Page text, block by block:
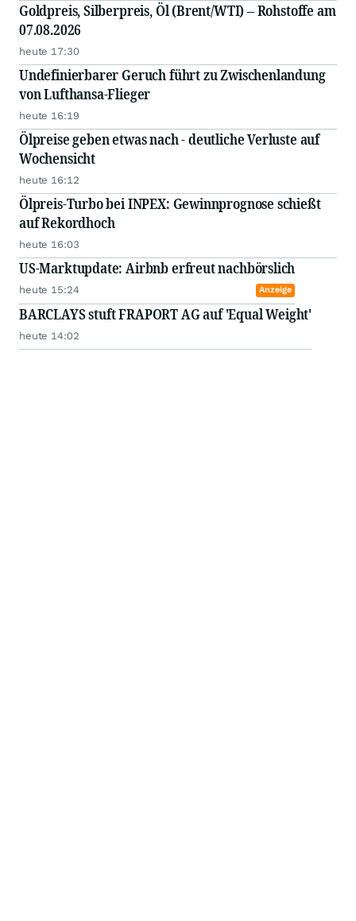
Goldpreis, Silberpreis, Öl (Brent/WTI) – Rohstoffe am
07.08.2026
heute 17:30
Undefinierbarer Geruch führt zu Zwischenlandung
von Lufthansa-Flieger
heute 16:19
Ölpreise geben etwas nach - deutliche Verluste auf
Wochensicht
heute 16:12
Ölpreis-Turbo bei INPEX: Gewinnprognose schießt
auf Rekordhoch
heute 16:03
US-Marktupdate: Airbnb erfreut nachbörslich
heute 15:24 Anzeige
BARCLAYS stuft FRAPORT AG auf 'Equal Weight'
heute 14:02